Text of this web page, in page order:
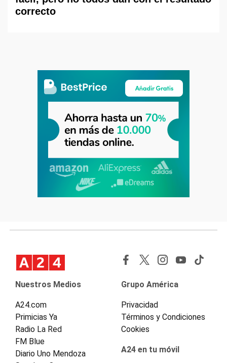
correcto
Nuestros Medios
A24.com
Primicias Ya
Radio La Red
FM Blue
Diario Uno Mendoza
Grupo América
Privacidad
Términos y Condiciones
Cookies
A24 en tu móvil